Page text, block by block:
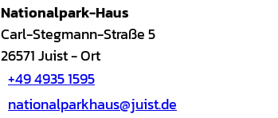
Nationalpark-Haus
Carl-Stegmann-Straße 5
26571Juist- Ort
+49 4935 1595
nationalparkhaus@juist.de